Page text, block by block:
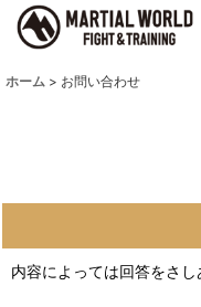
ホーム > お問い合わせ
内容によっては回答をさ